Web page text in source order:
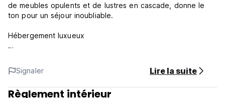
de meubles opulents et de lustres en cascade, donne le
ton pour un séjour inoubliable.
Hébergement luxueux
méticuleusement conçues. Chaque hébergement est un
sanctuaire de confort, doté d'un mobilier luxueux, de vues
panoramiques et d'équipements ultramodernes. Que vous
choisissiez une suite au bord du lac ou une villa privée,
Signaler Lire la suite
Règlement intérieur